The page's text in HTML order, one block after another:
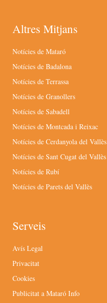
Altres Mitjans
Notícies de Mataró
Notícies de Badalona
Notícies de Terrassa
Notícies de Granollers
Notícies de Sabadell
Notícies de Montcada i Reixac
Notícies de Cerdanyola del Vallès
Notícies de Sant Cugat del Vallès
Notícies de Rubí
Notícies de Parets del Vallès
Serveis
Avís Legal
Privacitat
Cookies
Publicitat a Mataró Info